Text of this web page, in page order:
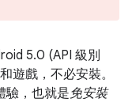
5.0 (API 級別
遊戲，不必安裝。
驗，也就是免安裝